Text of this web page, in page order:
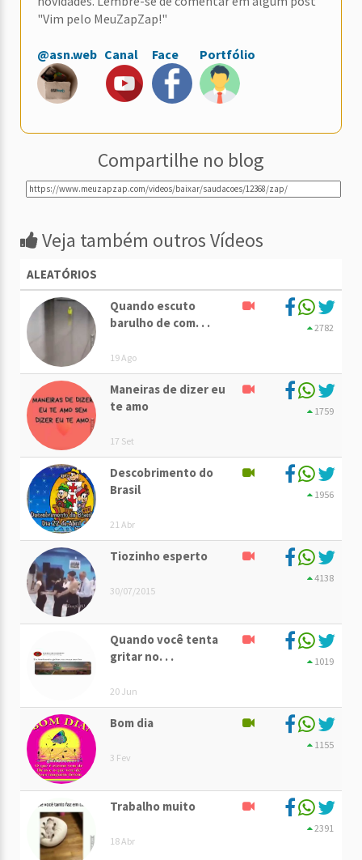
"Vim pelo MeuZapZap!"
@asn.web Canal Face Portfólio
Compartilhe no blog
Veja também outros Vídeos
ALEATÓRIOS
Quando escuto
barulho de com. . .
19 Ago
2782
Maneiras de dizer eu
te amo
17 Set
1759
Descobrimento do
Brasil
21 Abr
1956
Tiozinho esperto
30/07/2015
4138
Quando você tenta
gritar no. . .
20 Jun
1019
Bom dia
3 Fev
1155
Trabalho muito
18 Abr
2391